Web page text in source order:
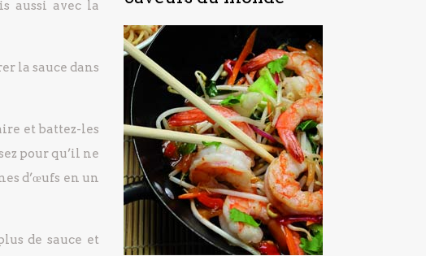
aussi avec la
la sauce dans
et battez-les
pour qu’il ne
d’œufs en un
de sauce et